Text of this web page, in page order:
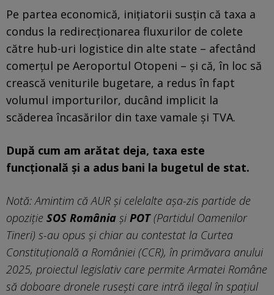
Pe partea economică, inițiatorii susțin că taxa a
condus la redirecționarea fluxurilor de colete
către hub-uri logistice din alte state – afectând
comerțul pe Aeroportul Otopeni – și că, în loc să
crească veniturile bugetare, a redus în fapt
volumul importurilor, ducând implicit la
scăderea încasărilor din taxe vamale și TVA.
După cum am arătat deja, taxa este
funcțională și a adus bani la bugetul de stat.
Notă: Amintim că AUR și celelalte așa-zis partide de
opoziție SOS România și POT(Partidul Oamenilor
Tineri) s-au opus și chiar au contestat la Curtea
Constituțională a României (CCR), în primăvara anului
2025, proiectul legislativ care permite Armatei Române
să doboare dronele rusești care intră ilegal în spațiul